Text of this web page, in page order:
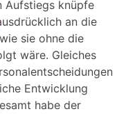
Aufstiegs knüpfe
an die
sie ohne die
wäre. Gleiches
Entwicklung
habe der